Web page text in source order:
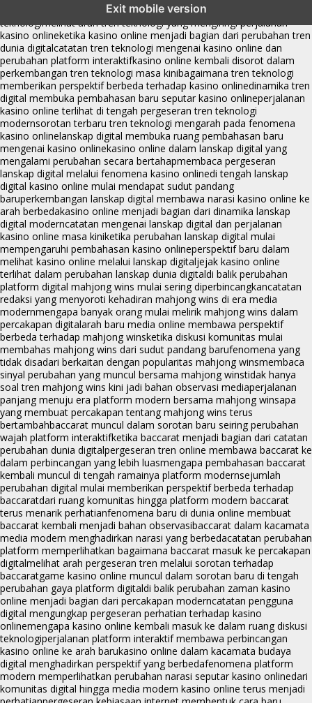
Exit mobile version
kasino online muncul seiring pergeseran tren platform
teknologimelihat arah tren teknologi yang mengiringi perjalanan
kasino onlineketika kasino online menjadi bagian dari perubahan tren
dunia digitalcatatan tren teknologi mengenai kasino online dan
perubahan platform interaktifkasino online kembali disorot dalam
perkembangan tren teknologi masa kinibagaimana tren teknologi
memberikan perspektif berbeda terhadap kasino onlinedinamika tren
digital membuka pembahasan baru seputar kasino onlineperjalanan
kasino online terlihat di tengah pergeseran tren teknologi
modernsorotan terbaru tren teknologi mengarah pada fenomena
kasino onlinelanskap digital membuka ruang pembahasan baru
mengenai kasino onlinekasino online dalam lanskap digital yang
mengalami perubahan secara bertahapmembaca pergeseran
lanskap digital melalui fenomena kasino onlinedi tengah lanskap
digital kasino online mulai mendapat sudut pandang
baruperkembangan lanskap digital membawa narasi kasino online ke
arah berbedakasino online menjadi bagian dari dinamika lanskap
digital moderncatatan mengenai lanskap digital dan perjalanan
kasino online masa kiniketika perubahan lanskap digital mulai
mempengaruhi pembahasan kasino onlineperspektif baru dalam
melihat kasino online melalui lanskap digitaljejak kasino online
terlihat dalam perubahan lanskap dunia digitaldi balik perubahan
platform digital mahjong wins mulai sering diperbincangkancatatan
redaksi yang menyoroti kehadiran mahjong wins di era media
modernmengapa banyak orang mulai melirik mahjong wins dalam
percakapan digitalarah baru media online membawa perspektif
berbeda terhadap mahjong winsketika diskusi komunitas mulai
membahas mahjong wins dari sudut pandang barufenomena yang
tidak disadari berkaitan dengan popularitas mahjong winsmembaca
sinyal perubahan yang muncul bersama mahjong winstidak hanya
soal tren mahjong wins kini jadi bahan observasi mediaperjalanan
panjang menuju era platform modern bersama mahjong winsapa
yang membuat percakapan tentang mahjong wins terus
bertambahbaccarat muncul dalam sorotan baru seiring perubahan
wajah platform interaktifketika baccarat menjadi bagian dari catatan
perubahan dunia digitalpergeseran tren online membawa baccarat ke
dalam perbincangan yang lebih luasmengapa pembahasan baccarat
kembali muncul di tengah ramainya platform modernsejumlah
perubahan digital mulai memberikan perspektif berbeda terhadap
baccaratdari ruang komunitas hingga platform modern baccarat
terus menarik perhatianfenomena baru di dunia online membuat
baccarat kembali menjadi bahan observasibaccarat dalam kacamata
media modern menghadirkan narasi yang berbedacatatan perubahan
platform memperlihatkan bagaimana baccarat masuk ke percakapan
digitalmelihat arah pergeseran tren melalui sorotan terhadap
baccaratgame kasino online muncul dalam sorotan baru di tengah
perubahan gaya platform digitaldi balik perubahan zaman kasino
online menjadi bagian dari percakapan moderncatatan pengguna
digital mengungkap pergeseran perhatian terhadap kasino
onlinemengapa kasino online kembali masuk ke dalam ruang diskusi
teknologiperjalanan platform interaktif membawa perbincangan
kasino online ke arah barukasino online dalam kacamata budaya
digital menghadirkan perspektif yang berbedafenomena platform
modern memperlihatkan perubahan narasi seputar kasino onlinedari
komunitas digital hingga media modern kasino online terus menjadi